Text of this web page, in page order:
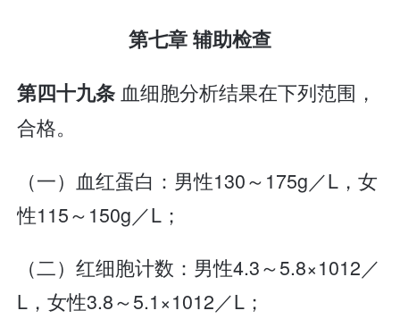
第七章 辅助检查
第四十九条血细胞分析结果在下列范围，
合格。
（一）血红蛋白：男性130～175g／L，女
性115～150g／L；
（二）红细胞计数：男性4.3～5.8×1012／
L，女性3.8～5.1×1012／L；